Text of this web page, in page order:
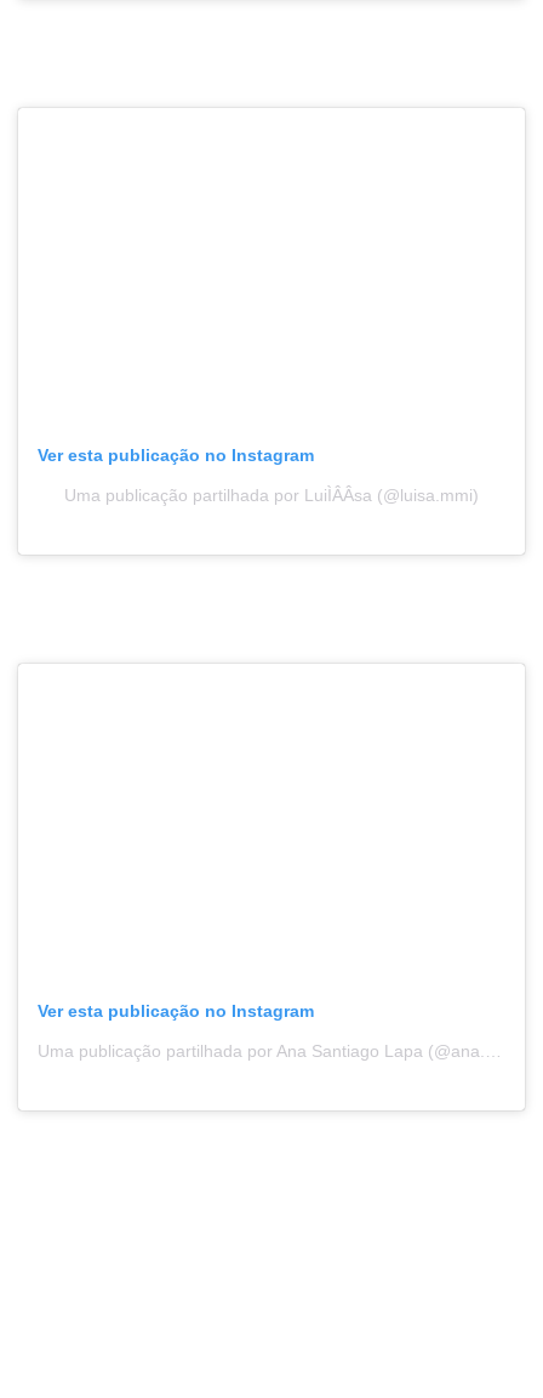
Ver esta publicação no Instagram
Uma publicação partilhada por LuiÌÂÂsa (@luisa.mmi)
Ver esta publicação no Instagram